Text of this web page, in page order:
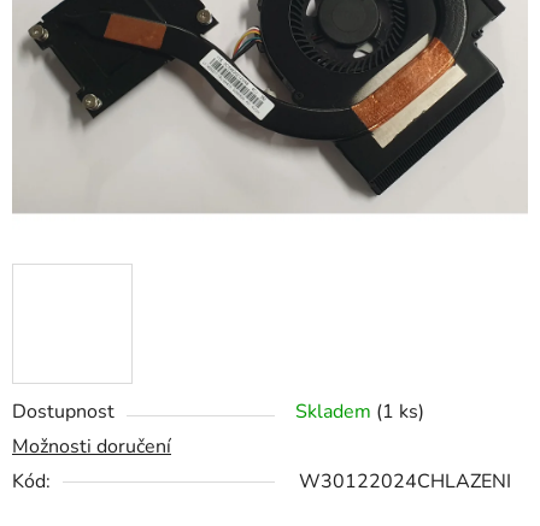
Dostupnost Skladem (1 ks)
Možnosti doručení
Kód:
W30122024CHLAZENI
hvězdiček.